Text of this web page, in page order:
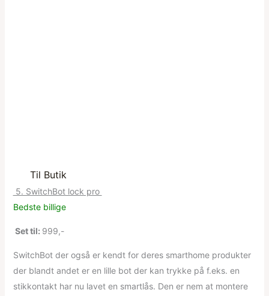
Til Butik
5. SwitchBot lock pro
Bedste billige
Set til: 999,-
SwitchBot der også er kendt for deres smarthome produkter
der blandt andet er en lille bot der kan trykke på f.eks. en
stikkontakt har nu lavet en smartlås. Den er nem at montere